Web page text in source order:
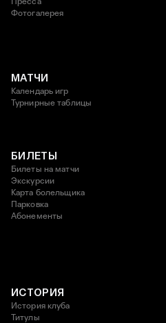
Фотогалерея
МАТЧИ
Календарь игр
Турнирные таблицы
БИЛЕТЫ
Билеты на матчи
Экскурсии
Карта болельщика
Парковка
Абонементы
ИСТОРИЯ
История клуба
Титулы